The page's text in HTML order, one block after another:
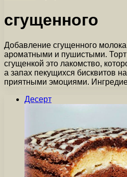
сгущенного
Добавление сгущенного
ароматными и пушистыми.
сгущенкой это лакомство,
а запах пекущихся бисквитов
приятными эмоциями.
Десерт